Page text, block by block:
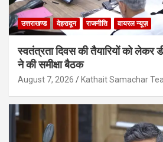
उत्तराखण्ड देहरादून राजनीति वायरल न्यूज़
स्वतंत्रता दिवस की तैयारियों को लेकर
ने की समीक्षा बैठक
August 7, 2026 Kathait Samachar